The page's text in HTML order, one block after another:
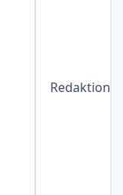
Redaktion